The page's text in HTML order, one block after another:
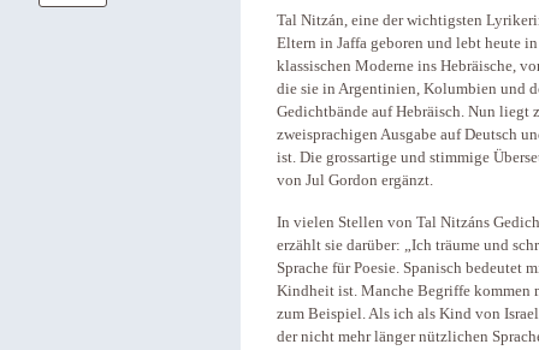
Tal Nitzán, eine der wichtigsten
Eltern in Jaffa geboren und lebt heute
klassischen Moderne ins Hebräische,
die sie in Argentinien, Kolumbien und
Gedichtbände auf Hebräisch. Nun liegt
zweisprachigen Ausgabe auf Deutsch
ist. Die grossartige und stimmige
von Jul Gordon ergänzt.
In vielen Stellen von Tal Nitzáns
erzählt sie darüber: „Ich träume und
Sprache für Poesie. Spanisch bedeutet
Kindheit ist. Manche Begriffe kommen
zum Beispiel. Als ich als Kind von
der nicht mehr länger nützlichen